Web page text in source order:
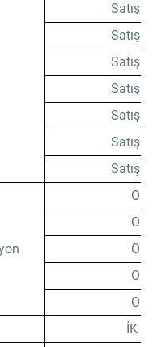
Satış
Satış
Satış
Satış
Satış
Satış
Satış
İK